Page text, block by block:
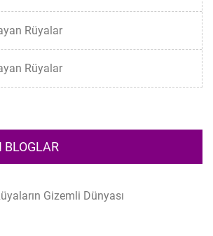
Rüyalar
Rüyalar
BLOGLAR
Gizemli Dünyası